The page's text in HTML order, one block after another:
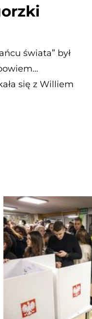
świata” był
się z Williem